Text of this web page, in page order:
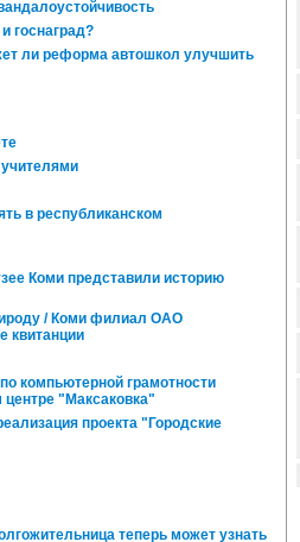
госнаград?
ли реформа автошкол улучшить
в республиканском
Коми представили историю
/ Коми филиал ОАО
квитанции
компьютерной грамотности
центре "Максаковка"
проекта "Городские
теперь может узнать